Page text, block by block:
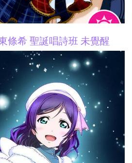
條希 聖誕唱詩班 未覺醒